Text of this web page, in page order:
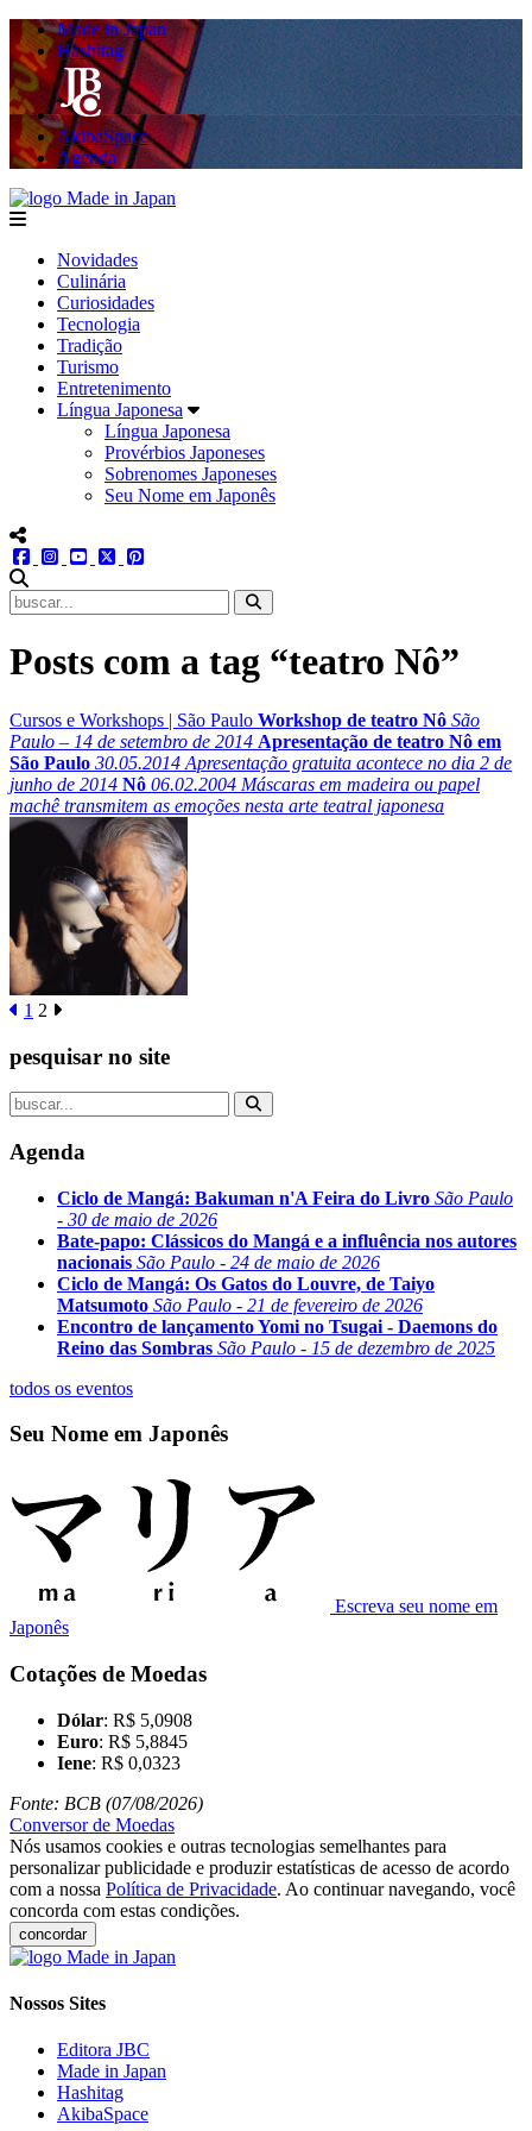
Made in Japan
Hashitag
AkibaSpace
Agenda
menu
Novidades
Culinária
Curiosidades
Tecnologia
Tradição
Turismo
Entretenimento
Língua Japonesa
Língua Japonesa
Provérbios Japoneses
Sobrenomes Japoneses
Seu Nome em Japonês
menu redes social
facebookinstagram
youtube
twitter
Posts com a tag “teatro Nô”
Cursos e Workshops | São Paulo Workshop de teatro Nô São
Paulo – 14 de setembro de 2014 Apresentação de teatro Nô em
São Paulo 30.05.2014 Apresentação gratuita acontece no dia 2 de
junho de 2014 Nô 06.02.2004 Máscaras em madeira ou papel
machê transmitem as emoções nesta arte teatral japonesa
1 2
pesquisar no site
Agenda
Ciclo de Mangá: Bakuman n'A Feira do Livro São Paulo
- 30 de maio de 2026
Bate-papo: Clássicos do Mangá e a influência nos autores
nacionais São Paulo - 24 de maio de 2026
Ciclo de Mangá: Os Gatos do Louvre, de Taiyo
Matsumoto São Paulo - 21 de fevereiro de 2026
Encontro de lançamento Yomi no Tsugai - Daemons do
Reino das Sombras São Paulo - 15 de dezembro de 2025
todos os eventos
Seu Nome em Japonês
Escreva seu nome em
Japonês
Cotações de Moedas
Dólar: R$ 5,0908
Euro: R$ 5,8845
Iene: R$ 0,0323
Fonte: BCB (07/08/2026)
Conversor de Moedas
Nós usamos cookies e outras tecnologias semelhantes para
personalizar publicidade e produzir estatísticas de acesso de acordo
com a nossa Política de Privacidade. Ao continuar navegando, você
concorda com estas condições.
concordar
Nossos Sites
Editora JBC
Made in Japan
Hashitag
AkibaSpace